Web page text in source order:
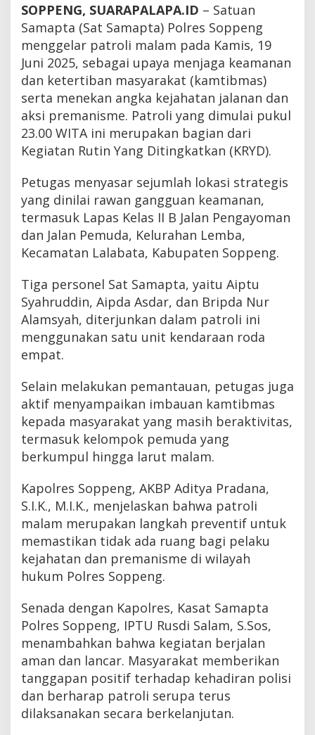
SOPPENG, SUARAPALAPA.ID – Satuan
Samapta (Sat Samapta) Polres Soppeng
menggelar patroli malam pada Kamis, 19
Juni 2025, sebagai upaya menjaga keamanan
dan ketertiban masyarakat (kamtibmas)
serta menekan angka kejahatan jalanan dan
aksi premanisme. Patroli yang dimulai pukul
23.00 WITA ini merupakan bagian dari
Kegiatan Rutin Yang Ditingkatkan (KRYD).
Petugas menyasar sejumlah lokasi strategis
yang dinilai rawan gangguan keamanan,
termasuk Lapas Kelas II B Jalan Pengayoman
dan Jalan Pemuda, Kelurahan Lemba,
Kecamatan Lalabata, Kabupaten Soppeng.
Tiga personel Sat Samapta, yaitu Aiptu
Syahruddin, Aipda Asdar, dan Bripda Nur
Alamsyah, diterjunkan dalam patroli ini
menggunakan satu unit kendaraan roda
empat.
Selain melakukan pemantauan, petugas juga
aktif menyampaikan imbauan kamtibmas
kepada masyarakat yang masih beraktivitas,
termasuk kelompok pemuda yang
berkumpul hingga larut malam.
Kapolres Soppeng, AKBP Aditya Pradana,
S.I.K., M.I.K., menjelaskan bahwa patroli
malam merupakan langkah preventif untuk
memastikan tidak ada ruang bagi pelaku
kejahatan dan premanisme di wilayah
hukum Polres Soppeng.
Senada dengan Kapolres, Kasat Samapta
Polres Soppeng, IPTU Rusdi Salam, S.Sos,
menambahkan bahwa kegiatan berjalan
aman dan lancar. Masyarakat memberikan
tanggapan positif terhadap kehadiran polisi
dan berharap patroli serupa terus
dilaksanakan secara berkelanjutan.